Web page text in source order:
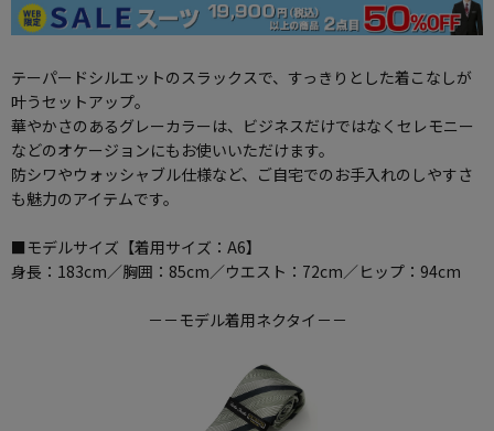
テーパードシルエットのスラックスで、すっきりとした着こなしが
叶うセットアップ。
華やかさのあるグレーカラーは、ビジネスだけではなくセレモニー
などのオケージョンにもお使いいただけます。
防シワやウォッシャブル仕様など、ご自宅でのお手入れのしやすさ
も魅力のアイテムです。
■モデルサイズ【着用サイズ：A6】
身長：183cm／胸囲：85cm／ウエスト：72cm／ヒップ：94cm
－－モデル着用ネクタイ－－